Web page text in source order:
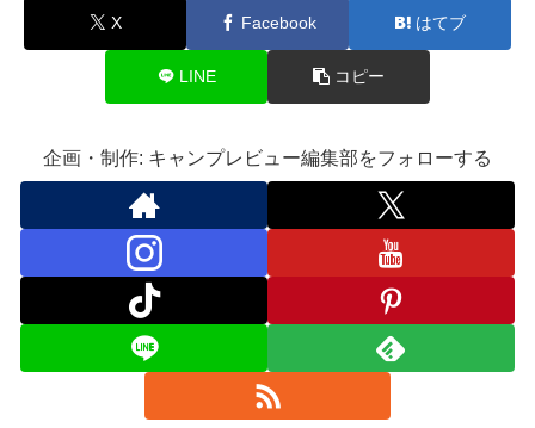
X Facebook はてブ
LINE コピー
企画・制作: キャンプレビュー編集部をフォローする